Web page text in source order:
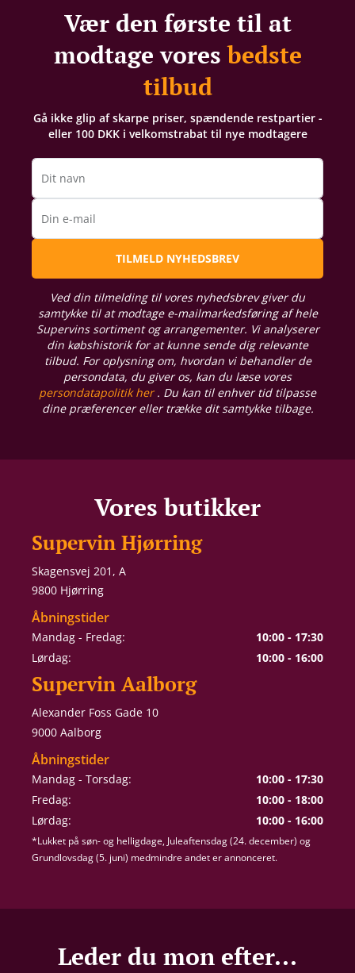
Vær den første til at
modtage voresbedste
tilbud
Gå ikke glip af skarpe priser, spændende restpartier -
eller 100 DKK i velkomstrabat til nye modtagere
Dit navn
Din e-mail
TILMELD NYHEDSBREV
Ved din tilmelding til vores nyhedsbrev giver du
samtykke til at modtage e-mailmarkedsføring af hele
Supervins sortiment og arrangementer. Vi analyserer
din købshistorik for at kunne sende dig relevante
tilbud. For oplysning om, hvordan vi behandler de
persondata, du giver os, kan du læse vores
persondatapolitik her. Du kan til enhver tid tilpasse
dine præferencer eller trække dit samtykke tilbage.
Vores butikker
Supervin Hjørring
Skagensvej 201, A
9800 Hjørring
Åbningstider
Mandag - Fredag:
10:00 - 17:30
Lørdag:
10:00 - 16:00
Supervin Aalborg
Alexander Foss Gade 10
9000 Aalborg
Åbningstider
Mandag - Torsdag:
10:00 - 17:30
Fredag:
10:00 - 18:00
Lørdag:
10:00 - 16:00
*Lukket på søn- og helligdage, Juleaftensdag (24. december) og
Grundlovsdag (5. juni) medmindre andet er annonceret.
Leder du mon efter...